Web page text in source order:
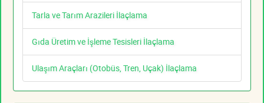
Tarla ve Tarım Arazileri İlaçlama
Gıda Üretim ve İşleme Tesisleri İlaçlama
Ulaşım Araçları (Otobüs, Tren, Uçak) İlaçlama